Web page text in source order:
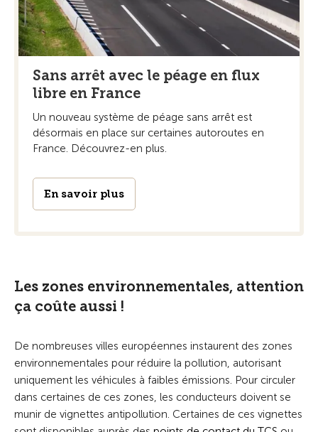
Sans arrêt avec le péage en flux
libre en France
Un nouveau système de péage sans arrêt est
désormais en place sur certaines autoroutes en
France. Découvrez-en plus.
En savoir plus
Les zones environnementales, attention
ça coûte aussi !
De nombreuses villes européennes instaurent des zones
environnementales pour réduire la pollution, autorisant
uniquement les véhicules à faibles émissions. Pour circuler
dans certaines de ces zones, les conducteurs doivent se
munir de vignettes antipollution. Certaines de ces vignettes